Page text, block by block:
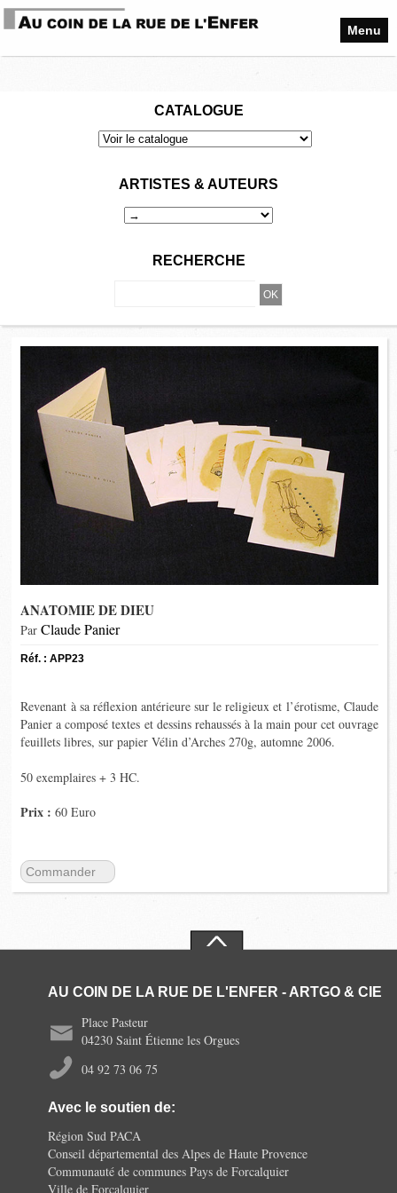
Menu
CATALOGUE
ARTISTES & AUTEURS
RECHERCHE
ANATOMIE DE DIEU
Par Claude Panier
Réf. : APP23
Revenant à sa réflexion antérieure sur le religieux et l’érotisme, Claude
Panier a composé textes et dessins rehaussés à la main pour cet ouvrage
feuillets libres, sur papier Vélin d’Arches 270g, automne 2006.
50 exemplaires + 3 HC.
Prix :60 Euro
Commander
AU COIN DE LA RUE DE L'ENFER - ARTGO & CIE
Place Pasteur
04230 Saint Étienne les Orgues
04 92 73 06 75
Avec le soutien de:
Région Sud PACA
Conseil départemental des Alpes de Haute Provence
Communauté de communes Pays de Forcalquier
Ville de Forcalquier